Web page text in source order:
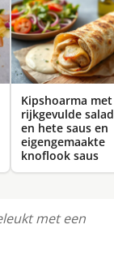
Kipshoarma met
rijkgevulde
en hete saus en
eigengemaakte
knoflook saus
met een